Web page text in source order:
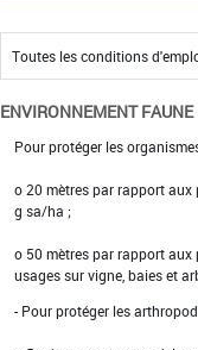
ENVIRONNEMENT FAUNE
Pour protéger les
o 20 mètres par rapport aux
g sa/ha ;
o 50 mètres par rapport aux
usages sur vigne, baies et
- Pour protéger les